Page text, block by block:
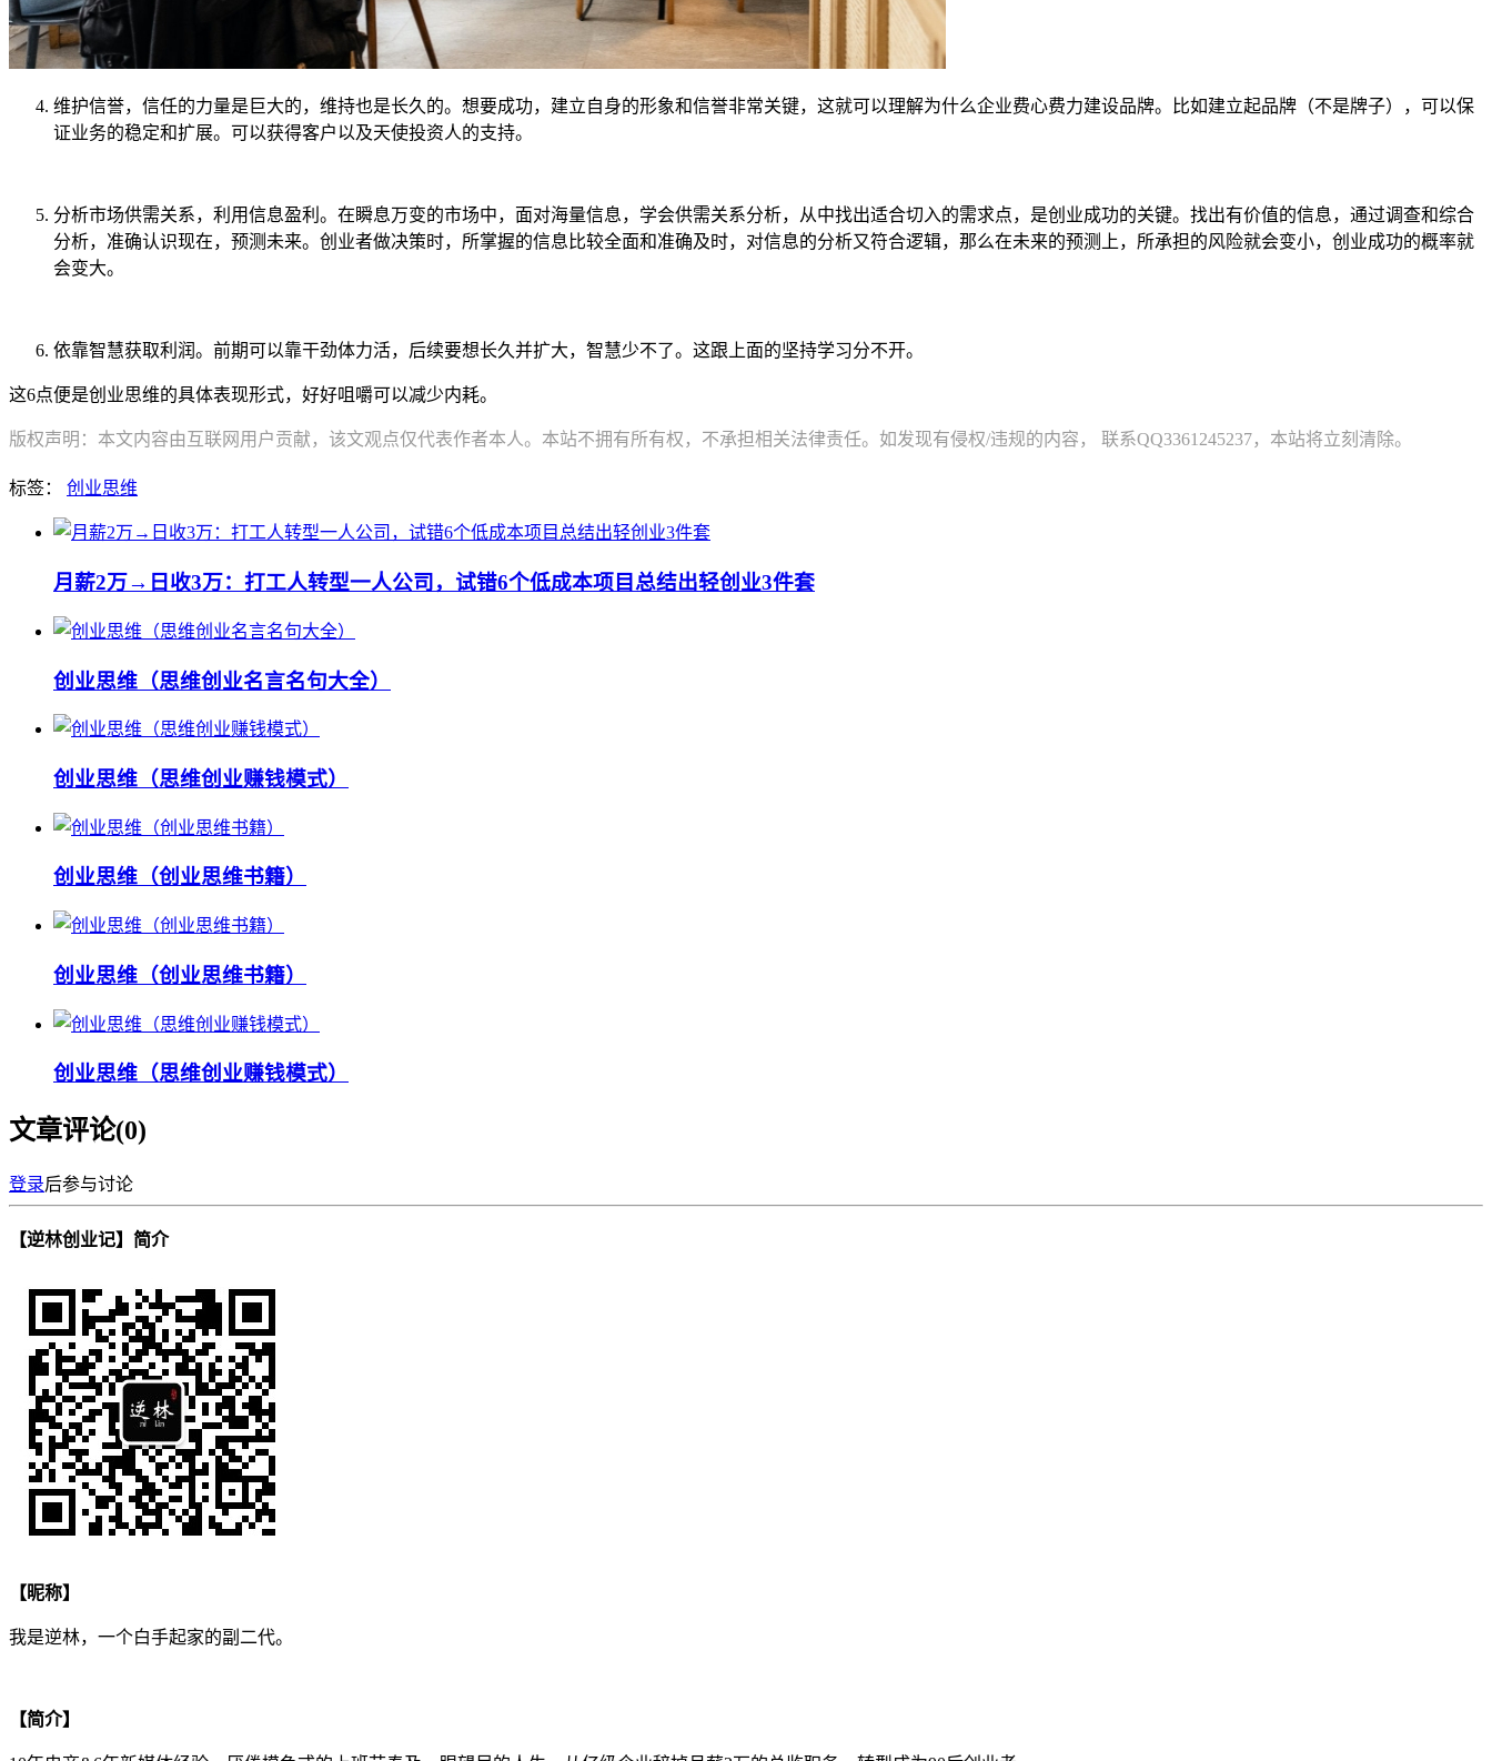
维护信誉，信任的力量是巨大的，维持也是长久的。想要成功，建立自身的形象和信誉非常关键，这就可以理解为什么企业费心费力建设品牌。比如建立起品牌（不是牌子），可以保
证业务的稳定和扩展。可以获得客户以及天使投资人的支持。
分析市场供需关系，利用信息盈利。在瞬息万变的市场中，面对海量信息，学会供需关系分析，从中找出适合切入的需求点，是创业成功的关键。找出有价值的信息，通过调查和综合
分析，准确认识现在，预测未来。创业者做决策时，所掌握的信息比较全面和准确及时，对信息的分析又符合逻辑，那么在未来的预测上，所承担的风险就会变小，创业成功的概率就
会变大。
依靠智慧获取利润。前期可以靠干劲体力活，后续要想长久并扩大，智慧少不了。这跟上面的坚持学习分不开。
这6点便是创业思维的具体表现形式，好好咀嚼可以减少内耗。
版权声明：本文内容由互联网用户贡献，该文观点仅代表作者本人。本站不拥有所有权，不承担相关法律责任。如发现有侵权/违规的内容， 联系QQ3361245237，本站将立刻清除。
标签： 创业思维
月薪2万→日收3万：打工人转型一人公司，试错6个低成本项目总结出轻创业3件套
创业思维（思维创业名言名句大全）
创业思维（思维创业赚钱模式）
创业思维（创业思维书籍）
创业思维（创业思维书籍）
创业思维（思维创业赚钱模式）
文章评论(0)
登录后参与讨论
【逆林创业记】简介
【昵称】
我是逆林，一个白手起家的副二代。
【简介】